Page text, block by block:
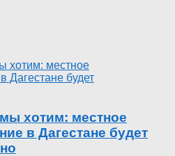
хотим: местное
в Дагестане будет